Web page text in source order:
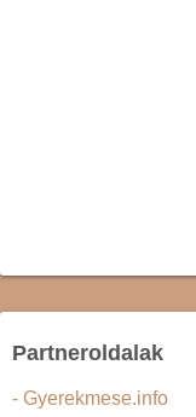
Partneroldalak
- Gyerekmese.info